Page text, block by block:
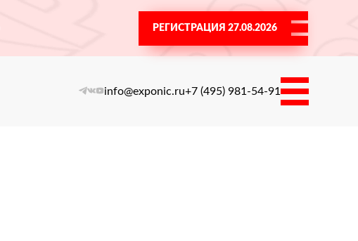
РЕГИСТРАЦИЯ 27.08.2026
info@exponic.ru+7 (495) 981-54-91